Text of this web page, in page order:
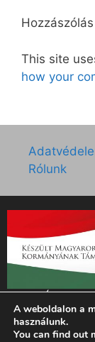
This site
how your
Rólunk
„Az Új
támogatását
szerződés
A weboldalon a
használunk.
You can find out